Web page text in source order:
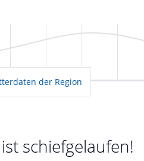
der Region
schiefgelaufen!